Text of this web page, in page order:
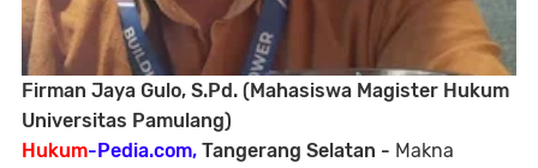
Firman Jaya Gulo, S.Pd. (Mahasiswa Magister Hukum
Universitas Pamulang)
Hukum-Pedia.com, Tangerang Selatan - Makna